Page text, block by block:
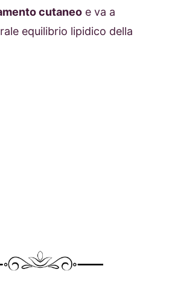
cutaneo e va a
equilibrio lipidico della